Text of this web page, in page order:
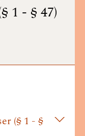
1 - § 47)
(§ 1 - §